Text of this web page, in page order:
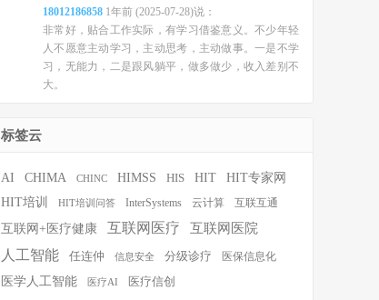
18012186858 1年前 (2025-07-28)说：
非常好，贴合工作实际，有学习借鉴意义。不少年轻
人不愿意主动学习，主动思考，主动做事。一是不学
习，无能力，二是跟风躺平，做多做少，收入差别不
大。
标签云
AI CHIMA CHINC HIMSS HIS HIT HIT专家网
HIT培训 HIT培训问答 InterSystems 云计算 互联互通
互联网+医疗健康 互联网医疗 互联网医院
人工智能 任连仲 信息安全 分级诊疗 医保信息化
医学人工智能 医疗AI 医疗信创